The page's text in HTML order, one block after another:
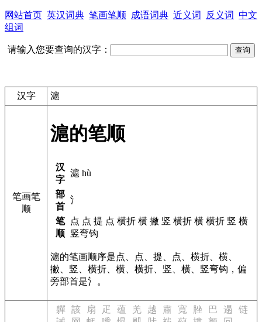
网站首页 英汉词典 笔画笔顺 成语词典 近义词 反义词 中文
组词
请输入您要查询的汉字：
汉字 滬
笔画笔
顺
滬的笔顺
汉
字
滬 hù
部
首
氵
笔
顺
点 点 提 点 横折 横 撇 竖 横折 横 横折 竖 横
竖弯钩
滬的笔画顺序是点、点、提、点、横折、横、
撇、竖、横折、横、横折、竖、横、竖弯钩，偏
旁部首是氵。
軃 該 扇 疋 蕴 羌 越 肅 寬 脞 巴 遢
链